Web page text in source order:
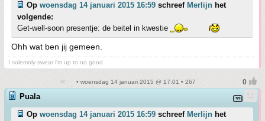
Op woensdag 14 januari 2015 16:59 schreef Merlijn het
volgende:
Get-well-soon presentje: de beitel in kwestie
Ohh wat ben jij gemeen.
I solemnly swear i'm up to no good
• woensdag 14 januari 2015 @ 17:01 • 267
Puala
Op woensdag 14 januari 2015 16:59 schreef Merlijn het